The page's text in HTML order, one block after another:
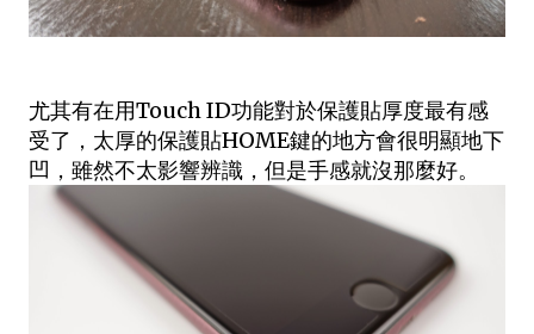
尤其有在用Touch ID功能對於保護貼厚度最有感
受了，太厚的保護貼HOME鍵的地方會很明顯地下
凹，雖然不太影響辨識，但是手感就沒那麼好。